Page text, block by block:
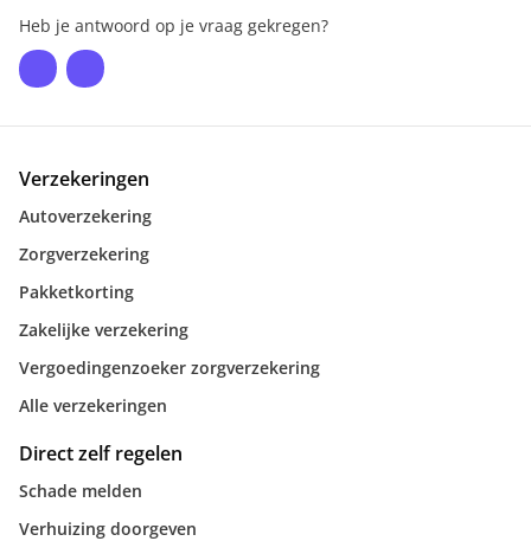
Heb je antwoord op je vraag gekregen?
Verzekeringen
Autoverzekering
Zorgverzekering
Pakketkorting
Zakelijke verzekering
Vergoedingenzoeker zorgverzekering
Alle verzekeringen
Direct zelf regelen
Schade melden
Verhuizing doorgeven